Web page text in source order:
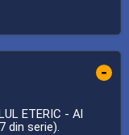
-
ETERIC - Al
din serie).